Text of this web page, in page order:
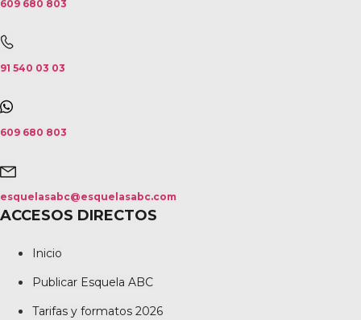
609 680 803
91 540 03 03
609 680 803
esquelasabc@esquelasabc.com
ACCESOS DIRECTOS
Inicio
Publicar Esquela ABC
Tarifas y formatos 2026